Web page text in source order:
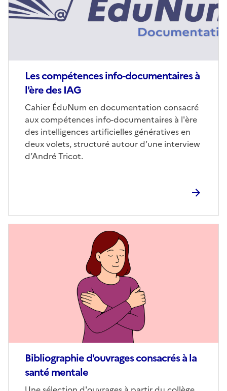
Les compétences info-documentaires à
l'ère des IAG
Corps
Cahier ÉduNum en documentation consacré
aux compétences info-documentaires à l'ère
des intelligences artificielles génératives en
deux volets, structuré autour d’une interview
d’André Tricot.
Bibliographie d'ouvrages consacrés à la
santé mentale